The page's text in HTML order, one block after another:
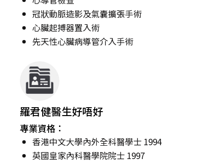
冠狀動脈造影及氣囊擴張手術
心臟起搏器置入術
先天性心臟病導管介入手術
羅君健醫生好唔好
專業資格：
香港中文大學內外全科醫學士 1994
英國皇家內科醫學院院士 1997